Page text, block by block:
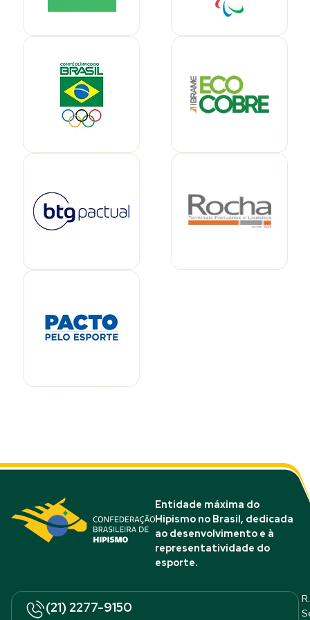
Entidade máxima do
Hipismo no Brasil, dedicada
ao desenvolvimento e à
representatividade do
esporte.
(21) 2277-9150
R.